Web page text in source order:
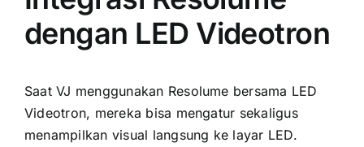
dengan LED Videotron
Saat VJ menggunakan Resolume bersama LED
Videotron, mereka bisa mengatur sekaligus
menampilkan visual langsung ke layar LED.